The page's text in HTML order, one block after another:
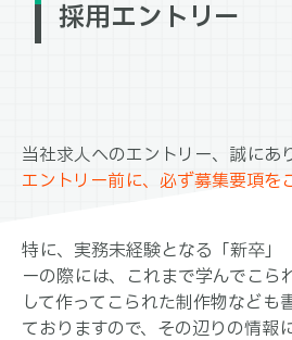
採用エントリー
当社求人へのエントリー、誠にあ
エントリー前に、必ず募集要項を
特に、実務未経験となる「新卒」
ーの際には、これまで学んでこら
して作ってこられた制作物なども
ておりますので、その辺りの情報